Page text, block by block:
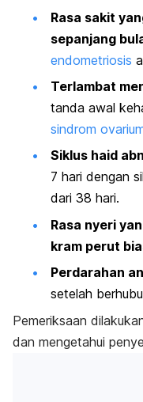
Rasa sakit
sepanjang
endometriosis
Terlambat
tanda awal
sindrom
Siklus haid
7 hari dengan
dari 38 hari.
Rasa nyeri
kram perut
Perdarahan
setelah
Pemeriksaan
dan mengetahui